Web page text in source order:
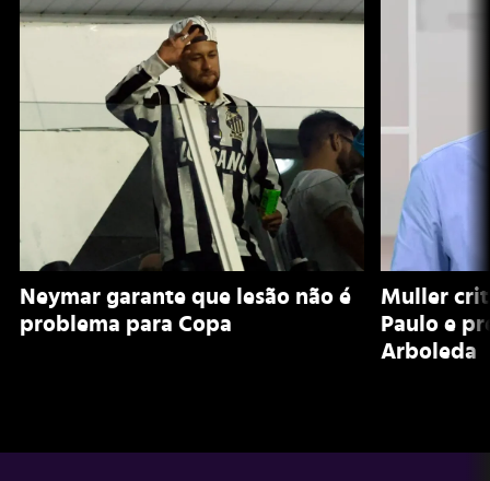
Neymar garante que lesão não é
problema para Copa
Muller
Paulo e
Arboleda